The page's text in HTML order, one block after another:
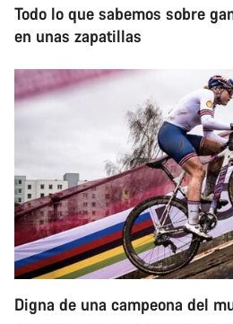
Todo lo que sabemos sobre
en unas zapatillas
Digna de una campeona del